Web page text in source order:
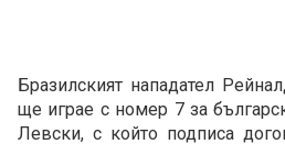
Бразилският нападател
ще играе с номер 7 за
Левски, с който подписа